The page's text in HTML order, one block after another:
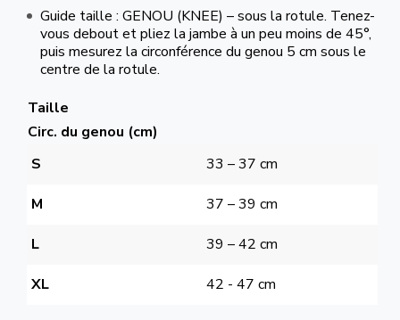
Guide taille : GENOU (KNEE) – sous la rotule. Tenez-
vous debout et pliez la jambe à un peu moins de 45°,
puis mesurez la circonférence du genou 5 cm sous le
centre de la rotule.
Taille
Circ. du genou (cm)
S
33 – 37 cm
M 37 – 39 cm
L 39 – 42 cm
XL 42 - 47 cm